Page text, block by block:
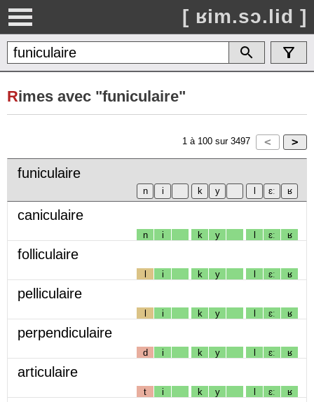
[ ʁim.sɔ.lid ]
Rimes avec "funiculaire"
1 à 100 sur 3497
funiculaire
caniculaire
n i k y l ɛː ʁ
folliculaire
l i k y l ɛː ʁ
pelliculaire
l i k y l ɛː ʁ
perpendiculaire
d i k y l ɛː ʁ
articulaire
t i k y l ɛː ʁ